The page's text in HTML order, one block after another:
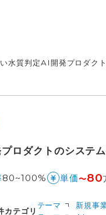
水質判定AI開発プロダク
ロダクトのシステ
80~100% 単価〜80
カテゴリ
テーマ
新規事